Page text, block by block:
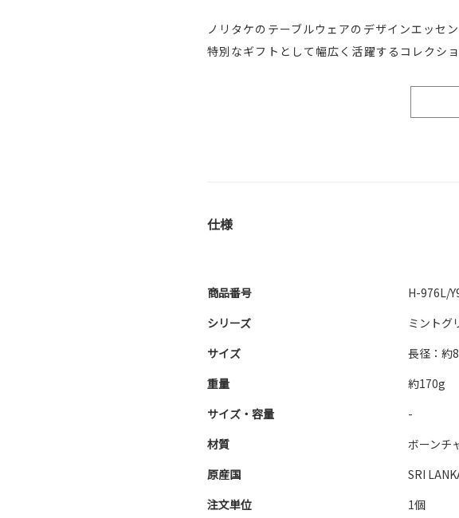
ノリタケのテーブルウェアのデザインエッセ
特別なギフトとして幅広く活躍するコレクショ
仕様
商品番号
H-976L/
シリーズ
ミントグ
サイズ
長径：約
重量
約170g
サイズ・容量
-
材質
ボーンチ
原産国
SRI
注文単位
1個